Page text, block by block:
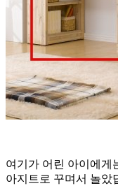
여기가 어린 아이에게
아지트로 꾸며서 놀았